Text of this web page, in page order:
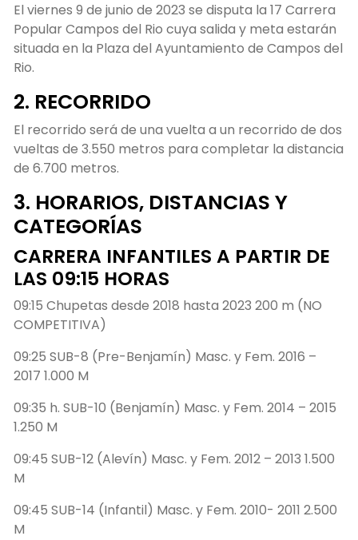
El viernes 9 de junio de 2023 se disputa la 17 Carrera
Popular Campos del Rio cuya salida y meta estarán
situada en la Plaza del Ayuntamiento de Campos del
Rio.
2. RECORRIDO
El recorrido será de una vuelta a un recorrido de dos
vueltas de 3.550 metros para completar la distancia
de 6.700 metros.
3. HORARIOS, DISTANCIAS Y
CATEGORÍAS
CARRERA INFANTILES A PARTIR DE
LAS 09:15 HORAS
09:15 Chupetas desde 2018 hasta 2023 200 m (NO
COMPETITIVA)
09:25 SUB-8 (Pre-Benjamín) Masc. y Fem. 2016 –
2017 1.000 M
09:35 h. SUB-10 (Benjamín) Masc. y Fem. 2014 – 2015
1.250 M
09:45 SUB-12 (Alevín) Masc. y Fem. 2012 – 2013 1.500
M
09:45 SUB-14 (Infantil) Masc. y Fem. 2010- 2011 2.500
M